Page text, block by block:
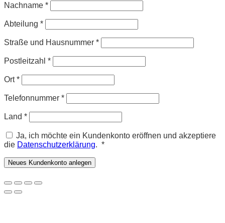
Nachname *
Abteilung *
Straße und Hausnummer *
Postleitzahl *
Ort*
Telefonnummer *
Land *
Ja, ich möchte ein Kundenkonto eröffnen und akzeptiere
die Datenschutzerklärung. *Erforderlich
Neues Kundenkonto anlegen